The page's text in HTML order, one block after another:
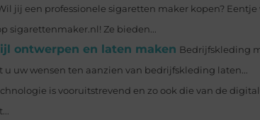
jij een professionele sigaretten maker kopen?
sigarettenmaker.nl! Ze bieden...
ontwerpen en laten maken Bedrijfskleding
uw wensen ten aanzien van bedrijfskleding laten...
is vooruitstrevend en zo ook die van de